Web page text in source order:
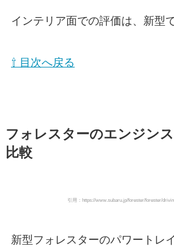
インテリア面での評価は、新型
⇧ 目次へ戻る
フォレスターのエンジン
比較
引用：https://www.subaru.jp/forester/forester/
新型フォレスターのパワートレ